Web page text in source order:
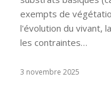
exempts de
l'évolution du vivant,
les contraintes…
3 novembre 2025